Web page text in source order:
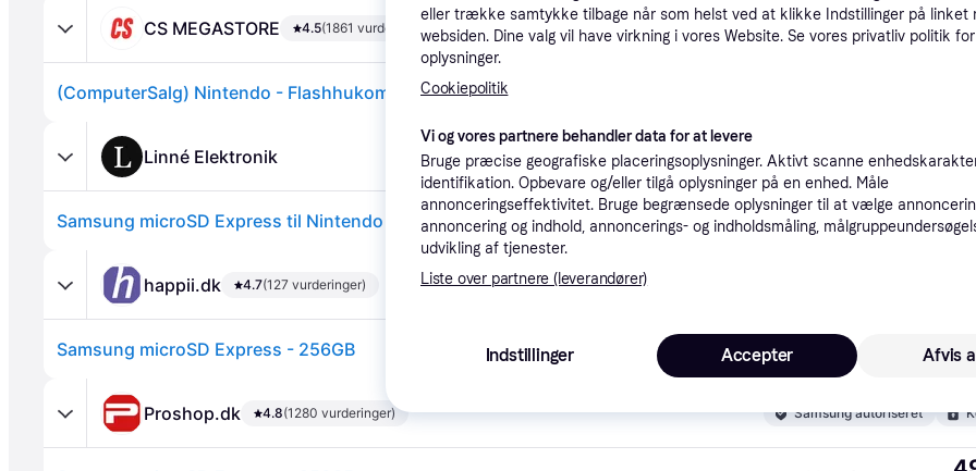
CS MEGASTORE 4.5(1861 vurderinger) Samsung autoriseret
(ComputerSalg) Nintendo - Flashhukommelseskort - 256 GB
Linné Elektronik
Samsung microSD Express til Nintendo Switch 2 256GB 39 kr. fragt,1-3 dage
Eller
happii.dk 4.7(127 vurderinger)
Samsung microSD Express - 256GB 33 kr. fragt 1-2 dage
Eller
Proshop.dk 4.8(1280 vurderinger) Samsung autoriseret
eller trække samtykke tilbage når som helst ved at klikke Indstillinger på linket
websiden. Dine valg vil have virkning i vores Website. Se vores privatliv politik
oplysninger.
Cookiepolitik
Vi og vores partnere behandler data for at levere
Bruge præcise geografiske placeringsoplysninger. Aktivt scanne
identifikation. Opbevare og/eller tilgå oplysninger på en enhed. Måle
annonceringseffektivitet. Bruge begrænsede oplysninger til at vælge
annoncering og indhold, annoncerings- og indholdsmåling,
udvikling af tjenester.
Liste over partnere (leverandører)
Indstillinger Afvis
Accepter